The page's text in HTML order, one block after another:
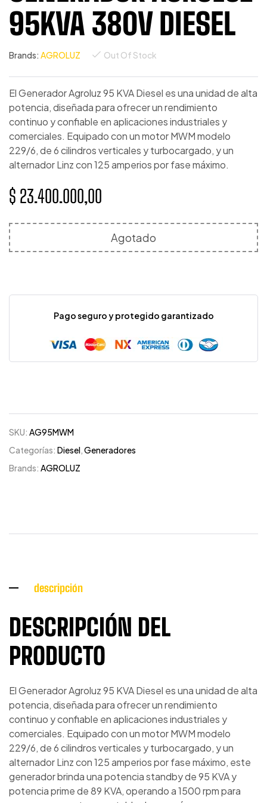
95KVA 380V DIESEL
Brands: AGROLUZ Out Of Stock
El Generador Agroluz 95 KVA Diesel es una unidad de alta
potencia, diseñada para ofrecer un rendimiento
continuo y confiable en aplicaciones industriales y
comerciales. Equipado con un motor MWM modelo
229/6, de 6 cilindros verticales y turbocargado, y un
alternador Linz con 125 amperios por fase máximo.
$ 23.400.000,00
Agotado
Pago seguro y protegido garantizado
SKU: AG95MWM
Categorías: Diesel,Generadores
Brands: AGROLUZ
descripción
DESCRIPCIÓN DEL
PRODUCTO
El Generador Agroluz 95 KVA Diesel es una unidad de alta
potencia, diseñada para ofrecer un rendimiento
continuo y confiable en aplicaciones industriales y
comerciales. Equipado con un motor MWM modelo
229/6, de 6 cilindros verticales y turbocargado, y un
alternador Linz con 125 amperios por fase máximo, este
generador brinda una potencia standby de 95 KVA y
potencia prime de 89 KVA, operando a 1500 rpm para